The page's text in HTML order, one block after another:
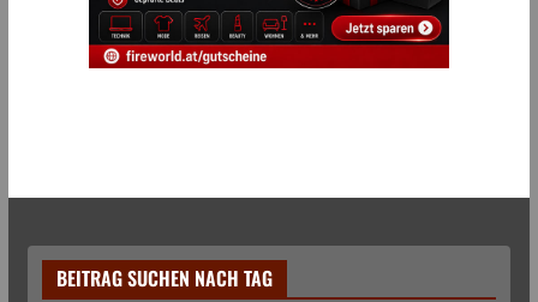
BEITRAG SUCHEN NACH TAG